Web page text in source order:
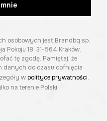
osobowych jest Brandbq sp.
Pokoju 18, 31-564 Kraków.
tę zgodę. Pamiętaj, że
danych do czasu cofnięcia
w polityce prywatności.
na terenie Polski.